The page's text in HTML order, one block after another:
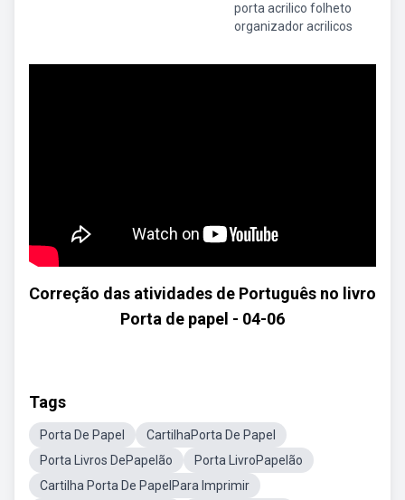
porta acrilico folheto
organizador acrilicos
Correção das atividades de Português no livro
Porta de papel - 04-06
Tags
Porta De Papel
CartilhaPorta De Papel
Porta Livros DePapelão
Porta LivroPapelão
Cartilha Porta De PapelPara Imprimir